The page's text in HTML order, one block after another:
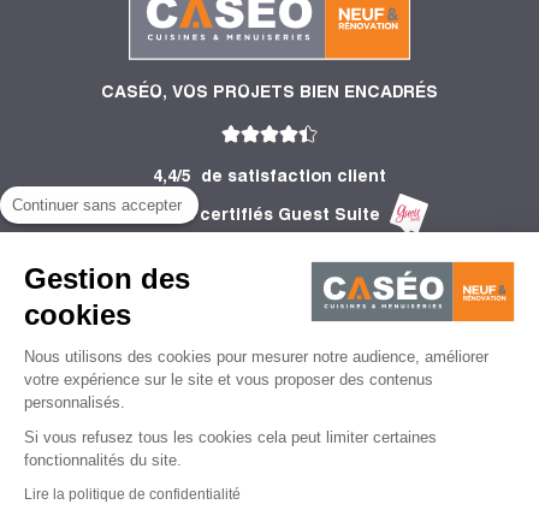
Continuer sans accepter
Gestion des
cookies
Nous utilisons des cookies pour mesurer notre audience, améliorer
votre expérience sur le site et vous proposer des contenus
personnalisés.
Si vous refusez tous les cookies cela peut limiter certaines
fonctionnalités du site.
Lire la politique de confidentialité
CASÉO, VOS PROJETS BIEN ENCADRÉS
4,4/5
de satisfaction client
2 753 Avis certifiés Guest Suite
INFORMATIONS
CONSEILS
Mentions légales